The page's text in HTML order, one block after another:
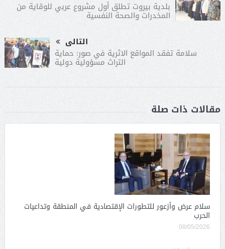
بلدية بيروت تطلق أول مشروع عربي للوقاية من
المخدرات والصحة النفسية
التالى
سلامة تفقد المواقع الاثرية في صور: حماية
التراث مسؤولية دولية
مقالات ذات صلة
سلام عرض وأزعور للتطورات الإقتصادية في المنطقة وتداعيات
الحرب
08/05/2026